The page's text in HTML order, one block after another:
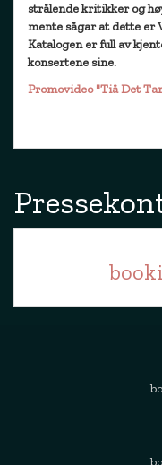
strålende kritikker og
mente sågar at dette er
Katalogen er full av
konsertene sine.
Promovideo "Tiå Det